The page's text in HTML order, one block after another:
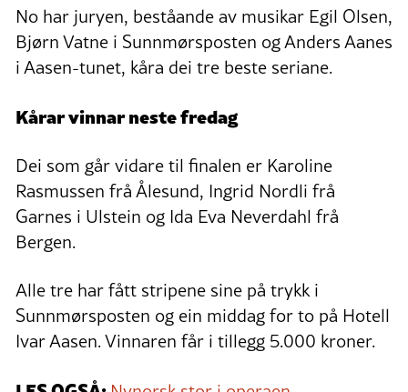
No har juryen, beståande av musikar Egil Olsen,
Bjørn Vatne i Sunnmørsposten og Anders Aanes
i Aasen-tunet, kåra dei tre beste seriane.
Kårar vinnar neste fredag
Dei som går vidare til finalen er Karoline
Rasmussen frå Ålesund, Ingrid Nordli frå
Garnes i Ulstein og Ida Eva Neverdahl frå
Bergen.
Alle tre har fått stripene sine på trykk i
Sunnmørsposten og ein middag for to på Hotell
Ivar Aasen. Vinnaren får i tillegg 5.000 kroner.